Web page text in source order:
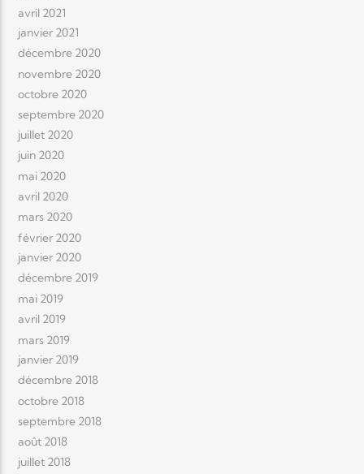
avril 2021
janvier 2021
décembre 2020
novembre 2020
octobre 2020
septembre 2020
juillet 2020
juin 2020
mai 2020
avril 2020
mars 2020
février 2020
janvier 2020
décembre 2019
mai 2019
avril 2019
mars 2019
janvier 2019
décembre 2018
octobre 2018
septembre 2018
août 2018
juillet 2018